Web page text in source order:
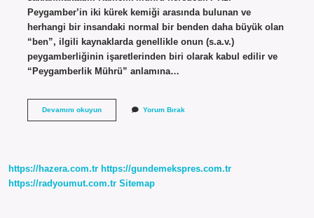
Peygamber’in iki kürek kemiği arasında bulunan ve
herhangi bir insandaki normal bir benden daha büyük olan
“ben”, ilgili kaynaklarda genellikle onun (s.a.v.)
peygamberliğinin işaretlerinden biri olarak kabul edilir ve
“Peygamberlik Mührü” anlamına…
Devamını okuyunSadaret
Yorum Bırak
https://hazera.com.tr https://gundemekspres.com.tr
https://radyoumut.com.tr Sitemap